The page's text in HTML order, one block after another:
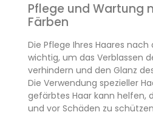
Pflege und Wartung
Färben
Die Pflege Ihres Haares
wichtig, um das Verblassen
verhindern und den Glanz
Die Verwendung spezieller
gefärbtes Haar kann helfen,
und vor Schäden zu